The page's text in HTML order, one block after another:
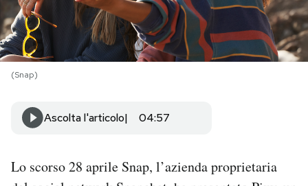
I MIEI PREFERITI
AREA PERSONALE
(Snap)
Ascolta l'articolo 04:57
Lo scorso 28 aprile Snap, l’azienda proprietaria